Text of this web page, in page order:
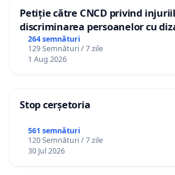
Petiție către CNCD privind
discriminarea persoanelor cu
către utilizatorul TikTok „Gorici”
264 semnături
129 Semnături / 7 zile
1 Aug 2026
Stop cerșetoria
561 semnături
120 Semnături / 7 zile
30 Jul 2026